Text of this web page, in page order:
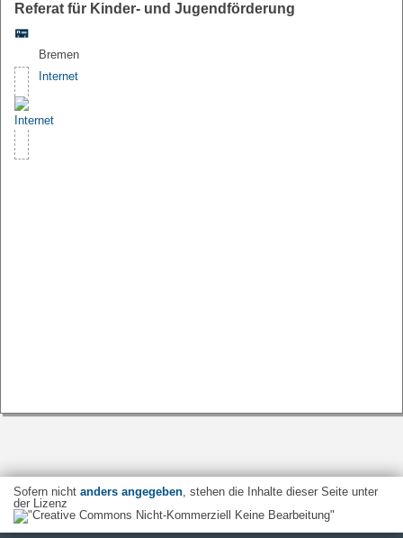
Referat für Kinder- und Jugendförderung
Bremen
Internet
Sofern nicht anders angegeben, stehen die Inhalte dieser Seite unter
der Lizenz